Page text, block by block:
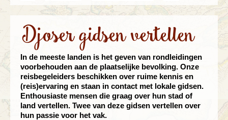
Djoser gidsen vertellen
In de meeste landen is het geven van rondleidingen
voorbehouden aan de plaatselijke bevolking. Onze
reisbegeleiders beschikken over ruime kennis en
(reis)ervaring en staan in contact met lokale gidsen.
Enthousiaste mensen die graag over hun stad of
land vertellen. Twee van deze gidsen vertellen over
hun passie voor het vak.